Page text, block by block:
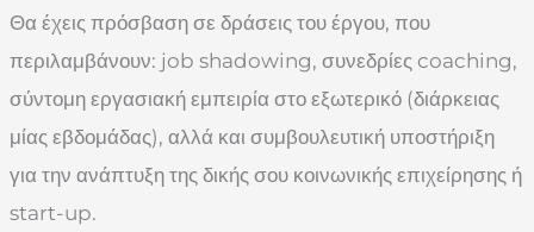
Θα έχεις πρόσβαση σε δράσεις του έργου, που
περιλαμβάνουν: job shadowing, συνεδρίες coaching,
σύντομη εργασιακή εμπειρία στο εξωτερικό (διάρκειας
μίας εβδομάδας), αλλά και συμβουλευτική υποστήριξη
για την ανάπτυξη της δικής σου κοινωνικής επιχείρησης ή
start-up.